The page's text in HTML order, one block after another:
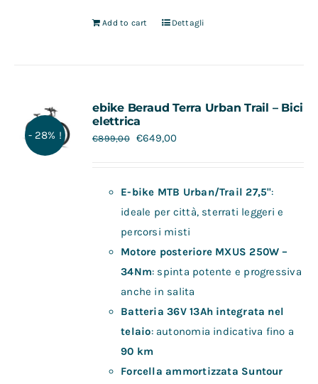
Add to cart Dettagli
- 28% !
ebike Beraud Terra Urban Trail – Bici
elettrica
€899,00 €649,00
E-bike MTB Urban/Trail 27,5":
ideale per città, sterrati leggeri e
percorsi misti
Motore posteriore MXUS 250W –
34Nm: spinta potente e progressiva
anche in salita
Batteria 36V 13Ah integrata nel
telaio: autonomia indicativa fino a
90 km
Forcella ammortizzata Suntour